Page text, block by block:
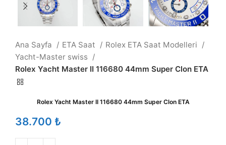
Ana Sayfa ETA Saat
Rolex ETA Saat Modelleri
Yacht-Master swiss
Rolex Yacht Master II 116680 44mm Super Clon ETA
Rolex Yacht Master II 116680 44mm Super Clon ETA
₺